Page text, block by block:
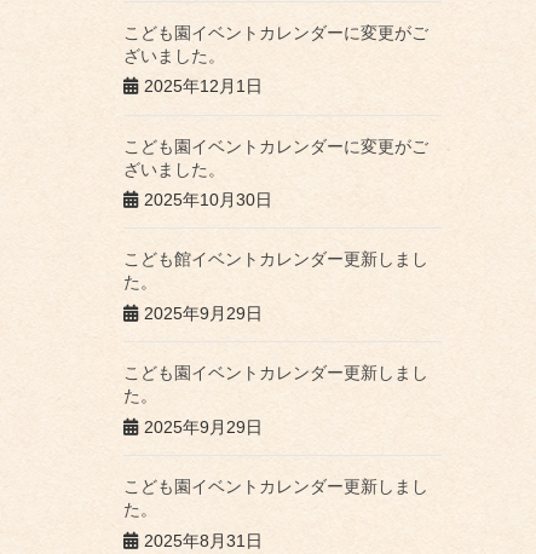
こども園イベントカレンダーに変更がご
ざいました。
2025年12月1日
こども園イベントカレンダーに変更がご
ざいました。
2025年10月30日
こども館イベントカレンダー更新しまし
た。
2025年9月29日
こども園イベントカレンダー更新しまし
た。
2025年9月29日
こども園イベントカレンダー更新しまし
た。
2025年8月31日